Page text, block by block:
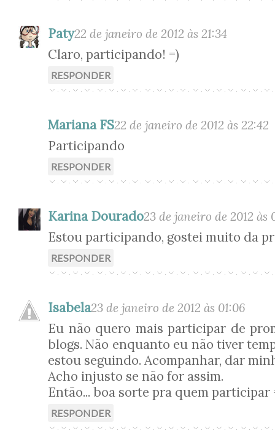
Paty22 de janeiro de 2012 às 21:34
Claro, participando! =)
RESPONDER
Mariana FS22 de janeiro de 2012 às 22:42
Participando
RESPONDER
Karina Dourado23 de janeiro de 2012 às
Estou participando, gostei muito da
RESPONDER
Isabela23 de janeiro de 2012 às 01:06
Eu não quero mais participar de
blogs. Não enquanto eu não tiver
estou seguindo. Acompanhar, dar
Acho injusto se não for assim.
Então... boa sorte pra quem participar
RESPONDER